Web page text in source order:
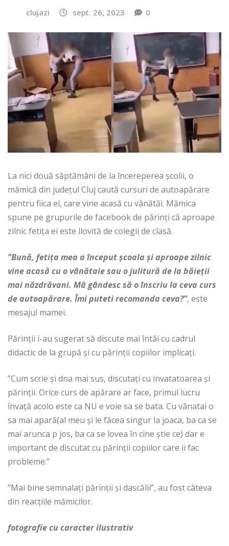
clujazi sept. 26, 2023 0
La nici două săptămâni de la încereperea școlii, o
mămică din județul Cluj caută cursuri de autoapărare
pentru fiica ei, care vine acasă cu vânătăi. Mămica
spune pe grupurile de facebook de părinți că aproape
zilnic fetița ei este llovită de colegii de clasă.
”Bună, fetița mea a început școala și aproape zilnic
vine acasă cu o vânătaie sau o julitură de la băieții
mai năzdrăvani. Mă gândesc să o înscriu la ceva curs
de autoapărare. Îmi puteti recomanda ceva?”, este
mesajul mamei.
Părinții i-au sugerat să discute mai întâi cu cadrul
didactic de la grupă și cu părinții copiilor implicați.
”Cum scrie și dna mai sus, discutați cu invatatoarea și
părinții. Orice curs de apărare ar face, primul lucru
învață acolo este ca NU e voie sa se bata. Cu vânatai o
sa mai apară(al meu și le făcea singur la joaca, ba ca se
mai arunca p jos, ba ca se lovea în cine știe ce) dar e
important de discutat cu părinții copiilor care ii fac
probleme.”
”Mai bine semnalați părinții și dascălii”, au fost câteva
din reacțiile mămicilor.
fotografie cu caracter ilustrativ